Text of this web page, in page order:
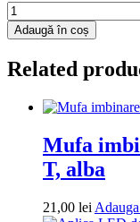
Cantitate
APLICA
LED
35W/2630LM
260X60MM
Adaugă în coș
Related
Mufa
T, alba
21,00 lei